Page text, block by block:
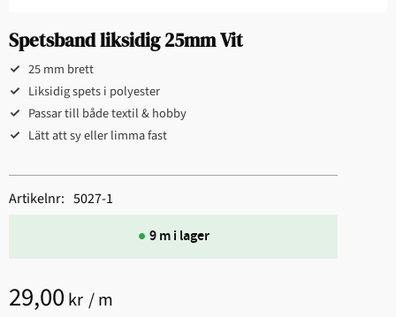
Spetsband liksidig 25mm Vit
25 mm brett
Liksidig spets i polyester
Passar till både textil & hobby
Lätt att sy eller limma fast
29,00 kr /m
9 m i lager
Artikelnr 5027-1